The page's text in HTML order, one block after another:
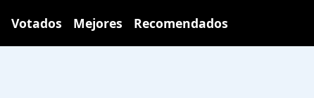
Votados Mejores Recomendados